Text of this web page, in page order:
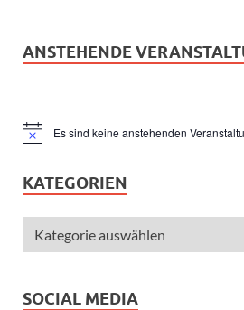
ANSTEHENDE
HinweisEs sind keine anstehenden
KATEGORIEN
SOCIAL MEDIA